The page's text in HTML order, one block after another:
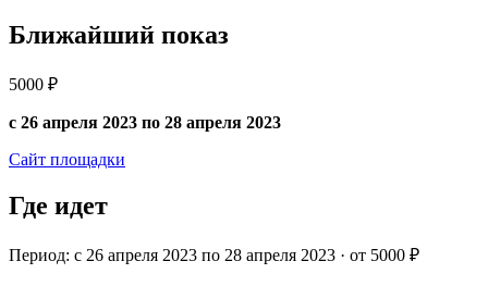
Ближайший показ
5000 ₽
с 26 апреля 2023 по 28 апреля 2023
Сайт площадки
Где идет
Период: с 26 апреля 2023 по 28 апреля 2023 · от 5000 ₽